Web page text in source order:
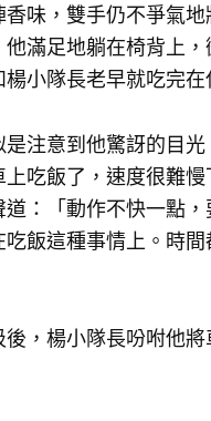
味，雙手仍不爭氣
他滿足地躺在椅背上
小隊長老早就吃完在
注意到他驚訝的目光
吃飯了，速度很難
：「動作不快一點，
飯這種事情上。時
楊小隊長吩咐他將